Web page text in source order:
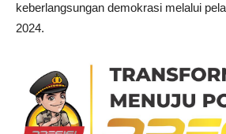
keberlangsungan demokrasi melalui
2024.